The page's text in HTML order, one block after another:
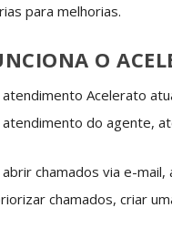
para melhorias.
O
Acelerato
do agente,
chamados via e-
chamados, criar